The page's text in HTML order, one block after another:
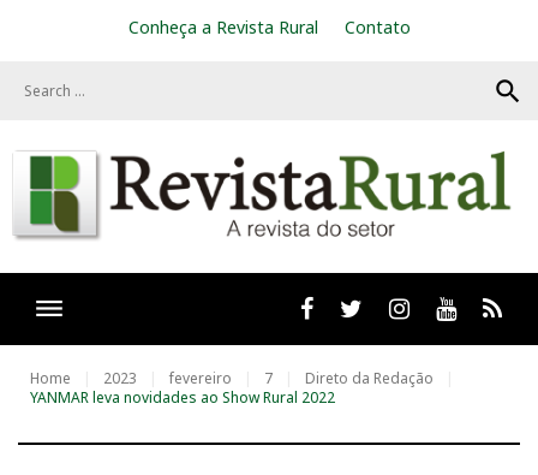
Conheça a Revista Rural Contato
search
Facebooktwitter Instagram
Youtube
Home 2023 fevereiro 7
Direto da Redação
YANMAR leva novidades ao Show Rural 2022